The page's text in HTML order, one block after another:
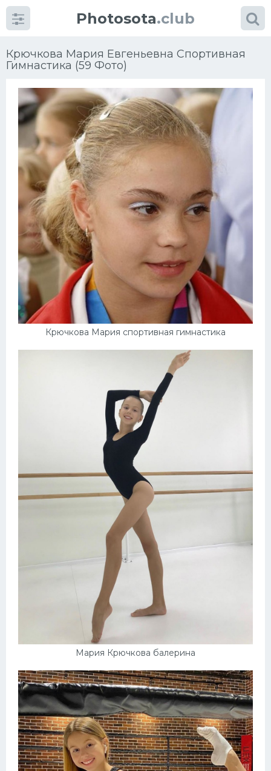
Photosota.club
Крючкова Мария Евгеньевна Спортивная
Гимнастика (59 Фото)
Крючкова Мария спортивная гимнастика
Мария Крючкова балерина
КатегорииФото
Еще картинки...
Футбол
Баскетбол
Хоккей
Велогонки
Конькобежный спорт
Тренажеры
Интерьер квартиры